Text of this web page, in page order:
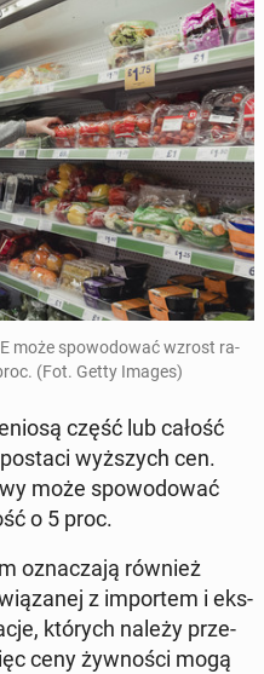
może spo­wo­do­wać wzrost ra­
(Fot. Getty Images)
część lub całość
wyż­szych cen.
może spo­wo­do­wać
o 5 proc.
ozna­cza­ją również
z im­por­tem i eks­
których należy prze­
ceny żyw­no­ści mogą